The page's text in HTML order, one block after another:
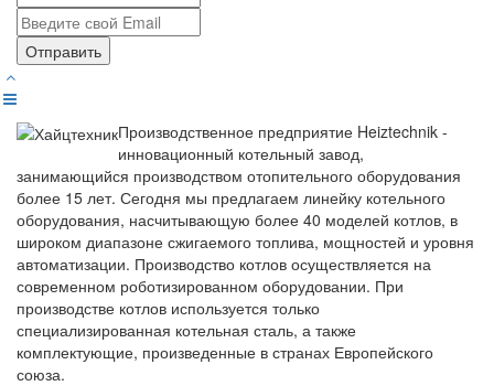
Отправить
Производственное предприятие Heiztechnik -
инновационный котельный завод,
занимающийся производством отопительного оборудования
более 15 лет. Сегодня мы предлагаем линейку котельного
оборудования, насчитывающую более 40 моделей котлов, в
широком диапазоне сжигаемого топлива, мощностей и уровня
автоматизации. Производство котлов осуществляется на
современном роботизированном оборудовании. При
производстве котлов используется только
специализированная котельная сталь, а также
комплектующие, произведенные в странах Европейского
союза.